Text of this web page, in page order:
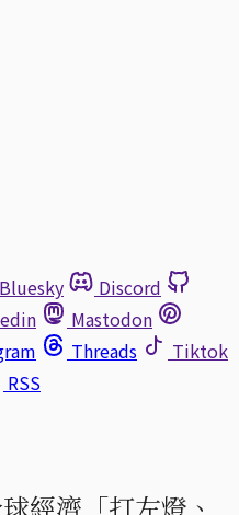
Bluesky
Discord
Mastodon
Threads
Tiktok
RSS
經濟「打左燈、